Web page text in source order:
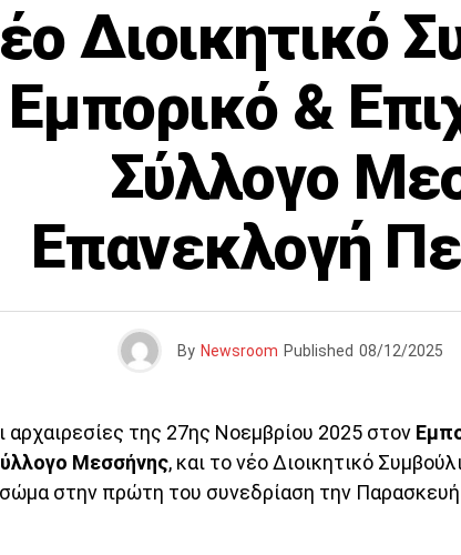
Διοικητικό
Εμπορικό &
Σύλλογο
Επανεκλογή
By Newsroom Published 08/12/2025
της 27ης Νοεμβρίου 2025 στον
Μεσσήνης, και το νέο Διοικητικό
στην πρώτη του συνεδρίαση την